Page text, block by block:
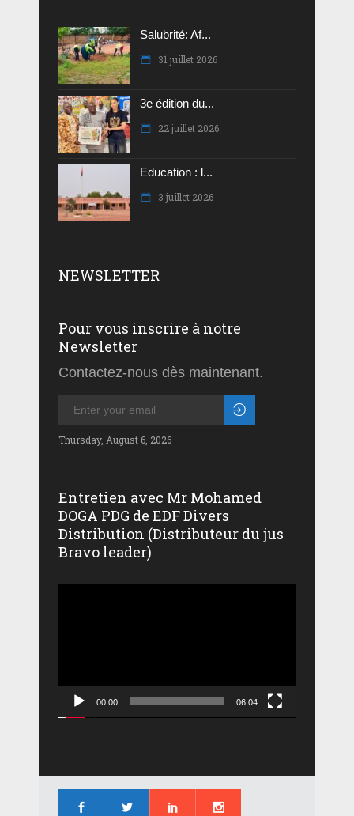
Salubrité: Af...
31 juillet 2026
3e édition du...
22 juillet 2026
Education : l...
3 juillet 2026
NEWSLETTER
Pour vous inscrire à notre
Newsletter
Contactez-nous dès maintenant.
Thursday, August 6, 2026
Entretien avec Mr Mohamed
DOGA PDG de EDF Divers
Distribution (Distributeur du jus
Bravo leader)
00:00 06:04